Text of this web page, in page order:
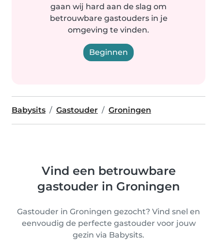
gaan wij hard aan de slag om
betrouwbare gastouders in je
omgeving te vinden.
Beginnen
Babysits Gastouder Groningen
Vind een betrouwbare
gastouder in Groningen
Gastouder in Groningen gezocht? Vind snel en
eenvoudig de perfecte gastouder voor jouw
gezin via Babysits.